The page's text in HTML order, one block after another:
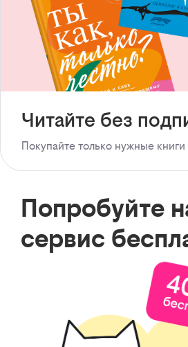
Читайте без
Покупайте только нужные книги
Попробуйте
сервис